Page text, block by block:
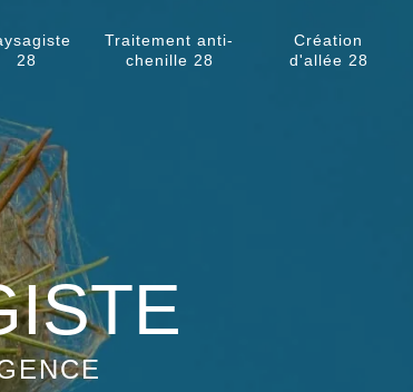
28
Traitement anti-
chenille 28
Création
d'allée 28